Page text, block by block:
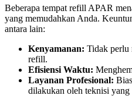
Beberapa tempat refill APAR
yang memudahkan Anda.
antara lain:
Kenyamanan: Tidak perlu
refill.
Efisiensi Waktu:
Layanan Profesional:
dilakukan oleh teknisi yang